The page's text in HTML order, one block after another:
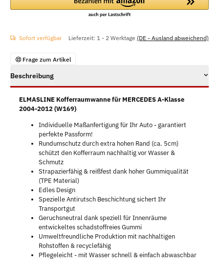
Sofort verfügbar Lieferzeit: 1 - 2 Werktage (DE - Ausland abweichend)
Frage zum Artikel
Beschreibung
ELMASLINE Kofferraumwanne für MERCEDES A-Klasse
2004-2012 (W169)
Individuelle Maßanfertigung für Ihr Auto - garantiert
perfekte Passform!
Rundumschutz durch extra hohen Rand (ca. 5cm)
schützt den Kofferraum nachhaltig vor Wasser &
Schmutz
Strapazierfähig & reißfest dank hoher Gummiqualität
(TPE Material)
Edles Design
Spezielle Antirutsch Beschichtung sichert Ihr
Transportgut
Geruchsneutral dank speziell für Innenräume
entwickeltes schadstoffreies Gummi
Umweltfreundliche Produktion mit nachhaltigen
Rohstoffen & recyclefähig
Pflegeleicht - mit Wasser schnell & einfach abwaschbar